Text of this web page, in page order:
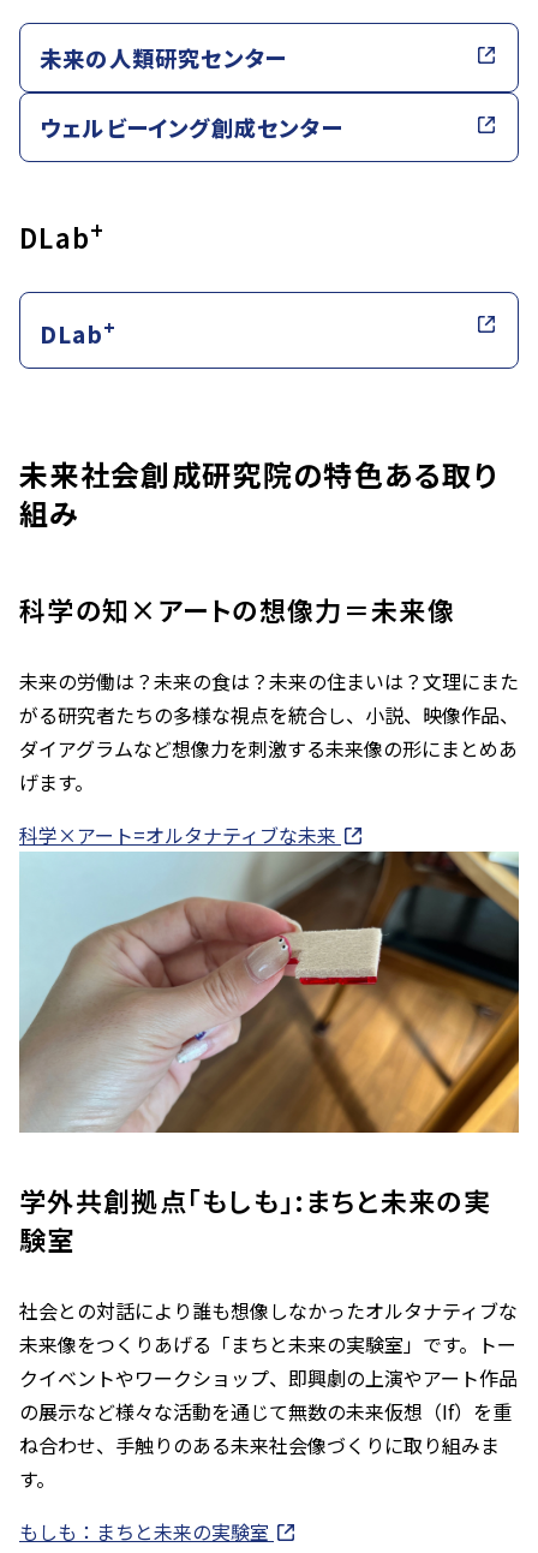
未来の人類研究センター
ウェルビーイング創成センター
DLab+
DLab+
未来社会創成研究院の特色ある取り
組み
科学の知×アートの想像力＝未来像
未来の労働は？未来の食は？未来の住まいは？文理にまた
がる研究者たちの多様な視点を統合し、小説、映像作品、
ダイアグラムなど想像力を刺激する未来像の形にまとめあ
げます。
科学×アート=オルタナティブな未来
学外共創拠点「もしも」:まちと未来の実
験室
社会との対話により誰も想像しなかったオルタナティブな
未来像をつくりあげる「まちと未来の実験室」です。トー
クイベントやワークショップ、即興劇の上演やアート作品
の展示など様々な活動を通じて無数の未来仮想（If）を重
ね合わせ、手触りのある未来社会像づくりに取り組みま
す。
もしも：まちと未来の実験室